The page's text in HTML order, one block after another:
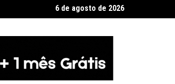
não haverá demissões de funcionários da CPTM
6 de agosto de 2026